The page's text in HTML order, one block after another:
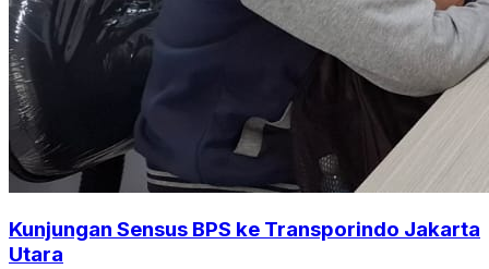
Kunjungan Sensus BPS ke Transporindo Jakarta
Utara